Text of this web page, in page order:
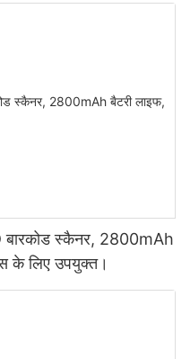
स्कैनर, 2800mAh
के लिए उपयुक्त।